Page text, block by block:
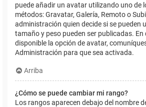
puede añadir un avatar utilizando uno de
métodos: Gravatar, Galería, Remoto o
administración quien decide si se pueden
tamaño y peso pueden ser publicadas. En
disponible la opción de avatar,
Administración para que sea activada.
Arriba
¿Cómo se puede cambiar mi rango?
Los rangos aparecen debajo del nombre